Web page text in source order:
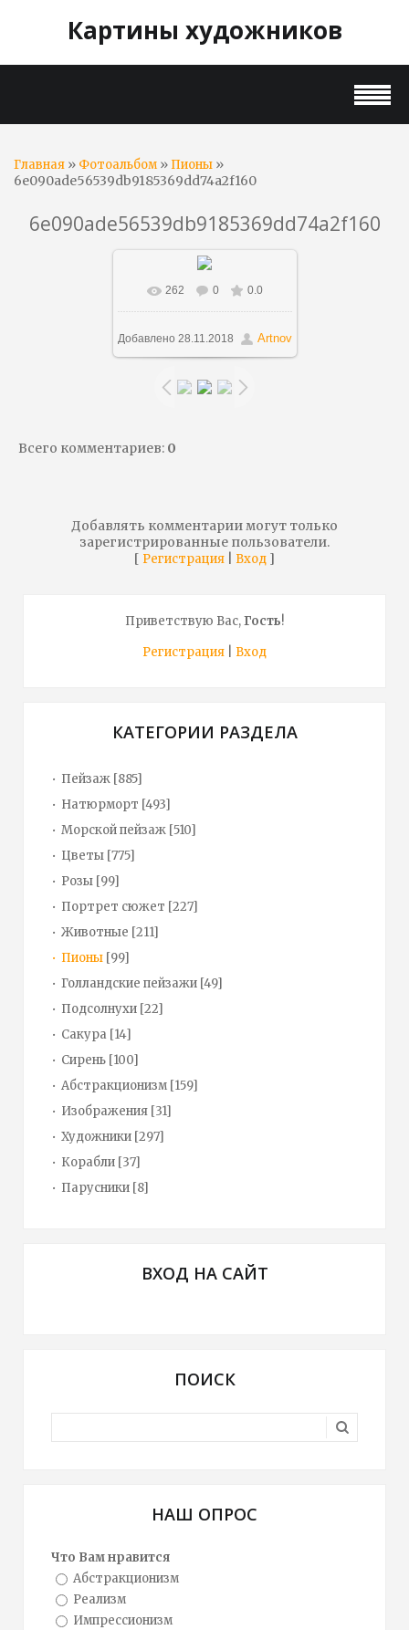
Картины художников
Главная » Фотоальбом» Пионы »
6e090ade56539db9185369dd74a2f160
6e090ade56539db9185369dd74a2f160
В реальном размере
564x736 / 66.6Kb
262 0 0.0
Добавлено 28.11.2018 Artnov
Всего комментариев: 0
Добавлять комментарии могут только
зарегистрированные пользователи.
[ Регистрация Вход ]
Приветствую Вас,Гость!
Регистрация
Вход
КАТЕГОРИИ РАЗДЕЛА
Пейзаж [885]
Натюрморт [493]
Морской пейзаж [510]
Цветы [775]
Розы [99]
Портрет сюжет [227]
Животные [211]
Пионы [99]
Голландские пейзажи [49]
Подсолнухи [22]
Сакура [14]
Сирень [100]
Абстракционизм [159]
Изображения [31]
Художники [297]
Корабли [37]
Парусники [8]
ВХОД НА САЙТ
ПОИСК
НАШ ОПРОС
Что Вам нравится
Абстракционизм
Реализм
Импрессионизм